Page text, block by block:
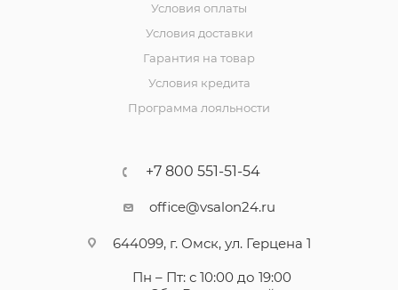
Условия оплаты
Условия доставки
Гарантия на товар
Условия кредита
Программа лояльности
+7 800 551-51-54
office@vsalon24.ru
644099, г. Омск, ул. Герцена 1
Пн – Пт: с 10:00 до 19:00